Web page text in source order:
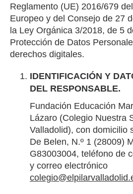
Reglamento (UE) 2016/679
Europeo y del Consejo de 27
la Ley Orgánica 3/2018, de 5
Protección de Datos
derechos digitales.
IDENTIFICACIÓN Y
DEL RESPONSABLE.
Fundación Educación
Lázaro (Colegio Nuestra
Valladolid), con domicilio
De Belen, N.º 1 (28009)
G83003004, teléfono de
y correo electrónico